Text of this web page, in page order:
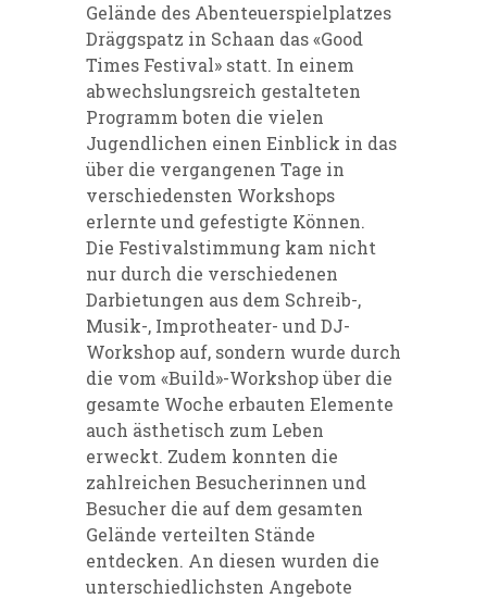
Gelände des Abenteuerspielplatzes
Dräggspatz in Schaan das «Good
Times Festival» statt. In einem
abwechslungsreich gestalteten
Programm boten die vielen
Jugendlichen einen Einblick in das
über die vergangenen Tage in
verschiedensten Workshops
erlernte und gefestigte Können.
Die Festivalstimmung kam nicht
nur durch die verschiedenen
Darbietungen aus dem Schreib-,
Musik-, Improtheater- und DJ-
Workshop auf, sondern wurde durch
die vom «Build»-Workshop über die
gesamte Woche erbauten Elemente
auch ästhetisch zum Leben
erweckt. Zudem konnten die
zahlreichen Besucherinnen und
Besucher die auf dem gesamten
Gelände verteilten Stände
entdecken. An diesen wurden die
unterschiedlichsten Angebote